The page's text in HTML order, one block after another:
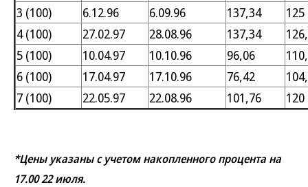
3 (100)
6.12.96 6.09.96 137,34
125
4 (100)
27.02.97 28.08.96 137,34
5 (100)
10.04.97 10.10.96 96,06
6 (100)
17.04.97 17.10.96 76,42
7 (100)
22.05.97 22.08.96 101,76 120
*Цены указаны с учетом накопленного процента на
17.00 22 июля.